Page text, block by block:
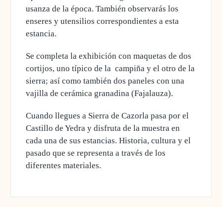
usanza de la época. Tambiénobservarás los
enseres y utensilios correspondientes a esta
estancia.
Secompleta la exhibición con maquetas de dos
cortijos, uno típico de la campiña y el otro de la
sierra; así como también dos paneles con una
vajilla de cerámica granadina (Fajalauza).
Cuando llegues a Sierra de Cazorla pasa por el
Castillo de Yedra y disfruta de la muestra en
cada una de sus estancias. Historia, cultura y el
pasado que se representa a través de los
diferentes materiales.